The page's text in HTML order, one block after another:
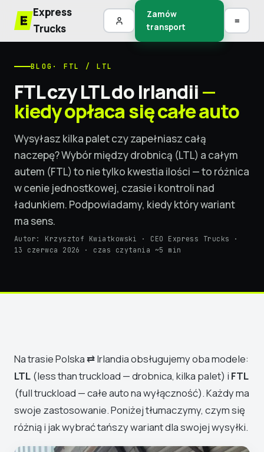
Express
Trucks
Zamów
transport
≡
BLOG · FTL / LTL
FTL czy LTL do Irlandii—
kiedy opłaca się całe auto
Wysyłasz kilka palet czy zapełniasz całą
naczepę? Wybór między drobnicą (LTL) a całym
autem (FTL) to nie tylko kwestia ilości — to różnica
w cenie jednostkowej, czasie i kontroli nad
ładunkiem. Podpowiadamy, kiedy który wariant
ma sens.
Autor: Krzysztof Kwiatkowski · CEO Express Trucks ·
13 czerwca 2026 · czas czytania ~5 min
Na trasie Polska ⇄ Irlandia obsługujemy oba modele:
LTL (less than truckload — drobnica, kilka palet) i FTL
(full truckload — całe auto na wyłączność). Każdy ma
swoje zastosowanie. Poniżej tłumaczymy, czym się
różnią i jak wybrać tańszy wariant dla swojej wysyłki.